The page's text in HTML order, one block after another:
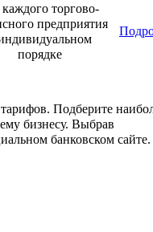
каждого торгово-
предприятия
порядке
Подберите
бизнесу. Выбрав
банковском сайте.